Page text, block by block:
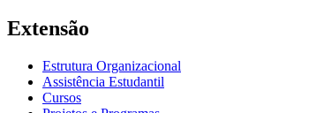
Extensão
Estrutura Organizacional
Assistência Estudantil
Cursos